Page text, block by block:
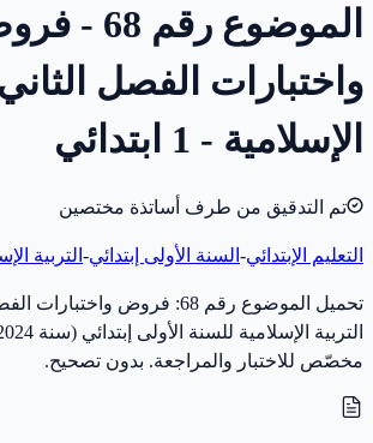
الموضوع رقم
واختبارات الفصل الثاني
الإسلامية - 1 ابتدائي
تم التدقيق من طرف أساتذة مختصين
التعليم الإبتدائي- السنة الأولى إبتدائي- التربية
تحميل الموضوع رقم 68: فروض
مخصّص للاختبار والمراجعة. بدون تصحيح.